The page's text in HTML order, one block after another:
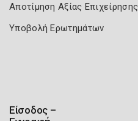
Αποτίμηση Αξίας Επιχείρησης
Υποβολή Ερωτημάτων
Είσοδος –